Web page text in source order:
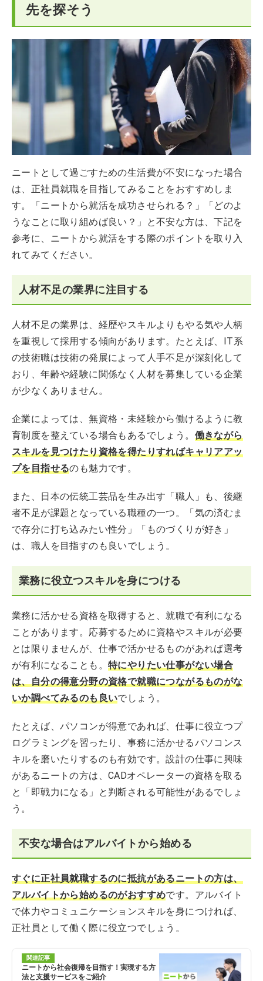
先を探そう
ニートとして過ごすための生活費が不安になった場合
は、正社員就職を目指してみることをおすすめしま
す。「ニートから就活を成功させられる？」「どのよ
うなことに取り組めば良い？」と不安な方は、下記を
参考に、ニートから就活をする際のポイントを取り入
れてみてください。
人材不足の業界に注目する
人材不足の業界は、経歴やスキルよりもやる気や人柄
を重視して採用する傾向があります。たとえば、IT系
の技術職は技術の発展によって人手不足が深刻化して
おり、年齢や経験に関係なく人材を募集している企業
が少なくありません。
企業によっては、無資格・未経験から働けるように教
育制度を整えている場合もあるでしょう。 働きながら
スキルを見つけたり資格を得たりすればキャリアアッ
プを目指せるのも魅力です。
また、日本の伝統工芸品を生み出す「職人」も、後継
者不足が課題となっている職種の一つ。「気の済むま
で存分に打ち込みたい性分」「ものづくりが好き」
は、職人を目指すのも良いでしょう。
業務に役立つスキルを身につける
業務に活かせる資格を取得すると、就職で有利になる
ことがあります。応募するために資格やスキルが必要
とは限りませんが、仕事で活かせるものがあれば選考
が有利になることも。 特にやりたい仕事がない場合
は、自分の得意分野の資格で就職につながるものがな
いか調べてみるのも良いでしょう。
たとえば、パソコンが得意であれば、仕事に役立つプ
ログラミングを習ったり、事務に活かせるパソコンス
キルを磨いたりするのも有効です。設計の仕事に興味
があるニートの方は、CADオペレーターの資格を取る
と「即戦力になる」と判断される可能性があるでしょ
う。
不安な場合はアルバイトから始める
すぐに正社員就職するのに抵抗があるニートの方は、
アルバイトから始めるのがおすすめです。アルバイト
で体力やコミュニケーションスキルを身につければ、
正社員として働く際に役立つでしょう。
関連記事
ニートから社会復帰を目指す！実現する方
法と支援サービスをご紹介